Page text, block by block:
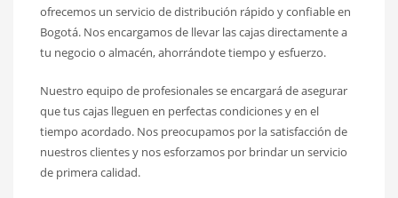
ofrecemos un servicio de distribución rápido y confiable en
Bogotá. Nos encargamos de llevar las cajas directamente a
tu negocio o almacén, ahorrándote tiempo y esfuerzo.
Nuestro equipo de profesionales se encargará de asegurar
que tus cajas lleguen en perfectas condiciones y en el
tiempo acordado. Nos preocupamos por la satisfacción de
nuestros clientes y nos esforzamos por brindar un servicio
de primera calidad.